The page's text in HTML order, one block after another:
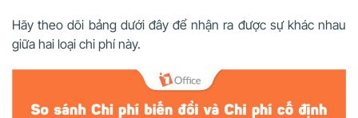
Hãy theo dõi bảng dưới đây để nhận ra được sự khác nhau
giữa hai loại chi phí này.